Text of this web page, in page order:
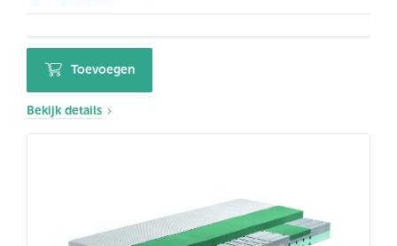
Toevoegen
Bekijk details